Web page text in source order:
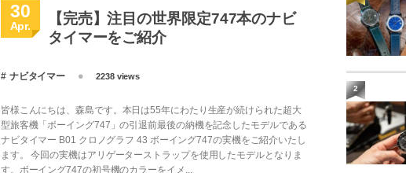
30
Apr.
【完売】注目の世界限定747本のナビ
タイマーをご紹介
ナビタイマー 2238 views
皆様こんにちは、森島です。本日は55年にわたり生産が続けられた超大
型旅客機「ボーイング747」の引退前最後の納機を記念したモデルである
ナビタイマー B01 クロノグラフ 43 ボーイング747の実機をご紹介いたし
ます。 今回の実機はアリゲーターストラップを使用したモデルとなりま
す。ボーイング747の初号機のカラーをイメ...
2